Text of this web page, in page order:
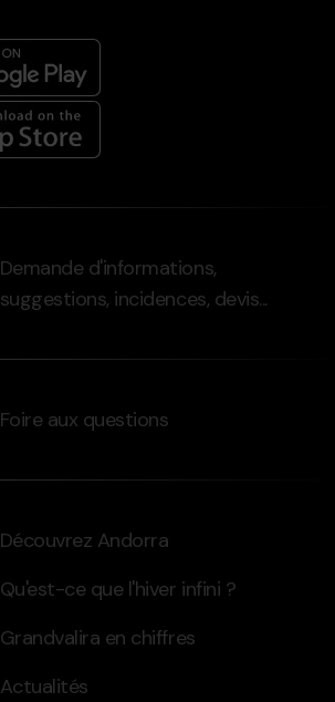
Demande d'informations,
suggestions, incidences, devis...
Foire aux questions
Découvrez Andorra
Qu'est-ce que l'hiver infini ?
Grandvalira en chiffres
Actualités